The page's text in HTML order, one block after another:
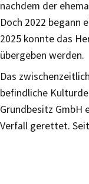
nachdem der
Doch 2022 begann
2025 konnte das
übergeben werden.
Das
befindliche
Grundbesitz GmbH
Verfall gerettet.